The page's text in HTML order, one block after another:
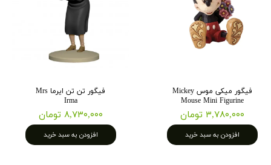
فیگور میکی موس Mickey
Mouse Mini Figurine
۳,۷۸۰,۰۰۰ تومان
افزودن به سبد خرید
فیگور تن تن ایرما Mrs
Irma
۸,۷۳۰,۰۰۰ تومان
افزودن به سبد خرید